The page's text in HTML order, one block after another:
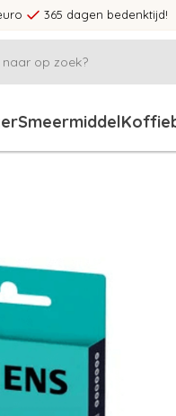
365 dagen bedenktijd!
Smeermiddel